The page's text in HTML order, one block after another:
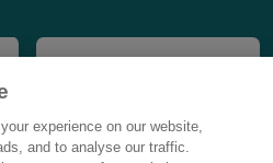
experience on our website,
and to analyse our traffic.